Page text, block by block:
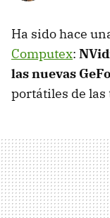
Ha sido hace
Computex:
las nuevas
portátiles de las